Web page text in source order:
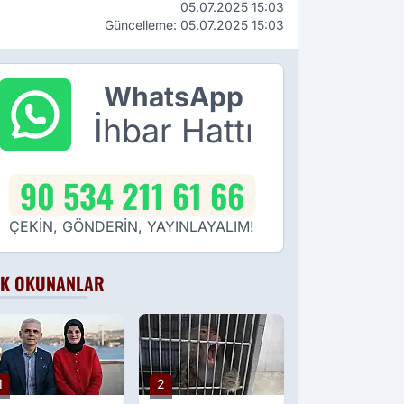
05.07.2025 15:03
Güncelleme: 05.07.2025 15:03
WhatsApp
İhbar Hattı
90 534 211 61 66
ÇEKİN, GÖNDERİN, YAYINLAYALIM!
OKUNANLAR
2